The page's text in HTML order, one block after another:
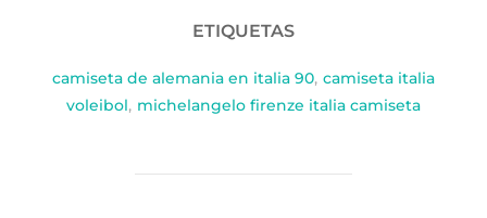
ETIQUETAS
camiseta de alemania en italia 90, camiseta italia
voleibol, michelangelo firenze italia camiseta